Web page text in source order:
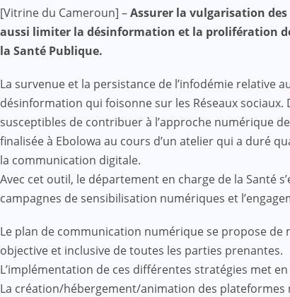
Mail
[Vitrine du Cameroun] –Assurer la vulgarisation
aussi limiter la désinformation et la prolifération
la Santé Publique.
La survenue et la persistance de l’infodémie relative
désinformation qui foisonne sur les Réseaux
susceptibles de contribuer à l’approche numérique
finalisée à Ebolowa au cours d’un atelier qui a duré
la communication digitale.
Avec cet outil, le département en charge de la Santé
campagnes de sensibilisation numériques et
Le plan de communication numérique se propose
objective et inclusive de toutes les parties prenantes.
L’implémentation de ces différentes stratégies met
La création/hébergement/animation des plateformes